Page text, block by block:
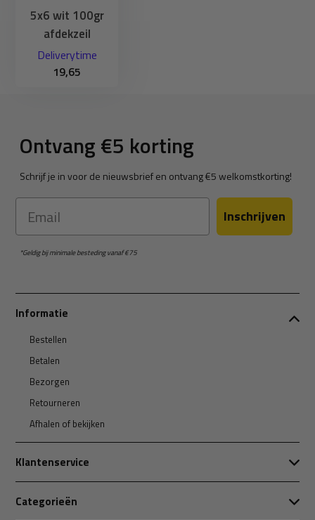
5x6 wit 100gr
afdekzeil
Deliverytime
19,65
Ontvang €5 korting
Schrijf je in voor de nieuwsbrief en ontvang €5 welkomstkorting!
Email Inschrijven
*Geldig bij minimale besteding vanaf €75
Informatie
Bestellen
Betalen
Bezorgen
Retourneren
Afhalen of bekijken
Klantenservice
Categorieën